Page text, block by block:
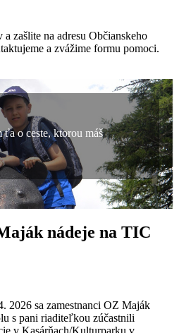
zašlite na adresu Občianskeho
a zvážime formu pomoci.
o ceste, ktorou máš
nádeje na TIC
2026 sa zamestnanci OZ Maják
s pani riaditeľkou zúčastnili
v Kasárňach/Kulturparku v